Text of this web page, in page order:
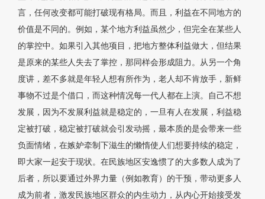
言，任何改变都可能打破现有格局。而且，利益在不同地方的
价值是不同的。例如，某个地方利益虽然少，但完全在某些人
的掌控中。如果引入其他项目，把地方整体利益做大，但结果
是原来的某些人失去了掌控，那同样会形成阻力。从另一个角
度讲，差不多就是年轻人想有所作为，老人却不肯放手，新鲜
事物不过是个借口，而这种情况每一代人都在上演。自己不想
发展，因为不发展利益就是稳定的，一旦有人在发展，利益稳
定被打破，稳定被打破就会引发动摇，最本质的是会带来一些
负面情绪，在嫉妒牵制下滋生的懒惰使人们想要持续的稳定，
即大家一起安于现状。在民族地区安逸惯了的大多数人成为了
后者，所以要通过外界力量（例如教育）的干预，带动更多人
成为前者，激发民族地区群众的内生动力，从内心开始接受发